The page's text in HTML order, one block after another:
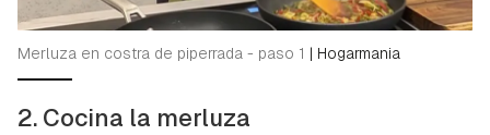
Merluza en costra de piperrada - paso 1 | Hogarmania
2. Cocina la merluza